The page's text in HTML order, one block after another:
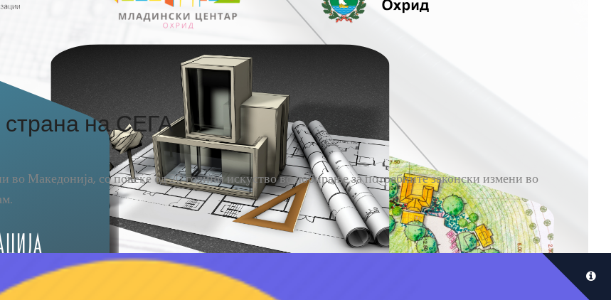
страна на СЕГА
Македонија, со повеќе од 20 години искуство во лобирање за потребните законски измени во